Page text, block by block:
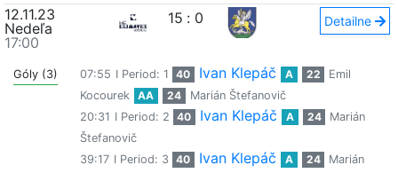
12.11.23
Nedeľa
17:00
15 : 0 Detailne
Góly (3) 07:55 I Period: 1 40 Ivan Klepáč A 22
Emil
Kocourek
AA 24
Marián Štefanovič
20:31 I Period: 2 40 Ivan Klepáč A 24
Marián
Štefanovič
39:17 I Period: 3 40 Ivan Klepáč A 24
Marián